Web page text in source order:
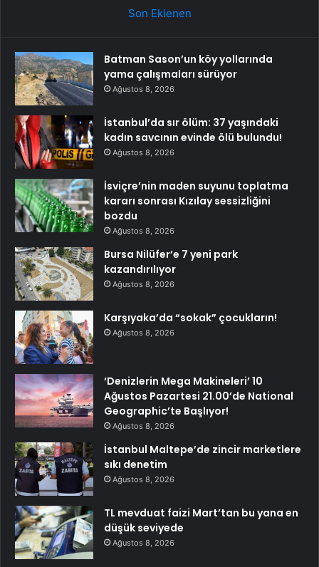
Son Eklenen
Batman Sason’un köy yollarında
yama çalışmaları sürüyor
Ağustos 8, 2026
İstanbul’da sır ölüm: 37 yaşındaki
kadın savcının evinde ölü bulundu!
Ağustos 8, 2026
İsviçre’nin maden suyunu toplatma
kararı sonrası Kızılay sessizliğini
bozdu
Ağustos 8, 2026
Bursa Nilüfer’e 7 yeni park
kazandırılıyor
Ağustos 8, 2026
Karşıyaka’da “sokak” çocukların!
Ağustos 8, 2026
‘Denizlerin Mega Makineleri’ 10
Ağustos Pazartesi 21.00’de National
Geographic’te Başlıyor!
Ağustos 8, 2026
İstanbul Maltepe’de zincir marketlere
sıkı denetim
Ağustos 8, 2026
TL mevduat faizi Mart’tan bu yana en
düşük seviyede
Ağustos 8, 2026